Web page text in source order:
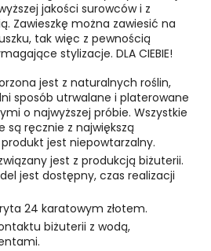
jakości surowców i z
Zawieszkę można zawiesić na
tak więc z pewnością
stylizacje. DLA CIEBIE!
jest z naturalnych roślin,
sposób utrwalane i platerowane
o najwyższej próbie. Wszystkie
są ręcznie z największą
jest niepowtarzalny.
jest z produkcją biżuterii.
jest dostępny, czas realizacji
24 karatowym złotem.
biżuterii z wodą,